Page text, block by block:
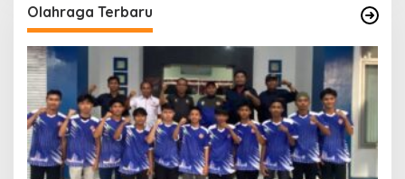
Olahraga Terbaru